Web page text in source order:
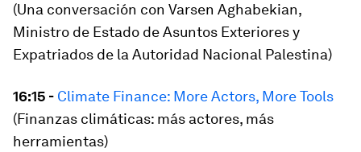
(Una conversación con Varsen Aghabekian,
Ministro de Estado de Asuntos Exteriores y
Expatriados de la Autoridad Nacional Palestina)
16:15 - Climate Finance: More Actors, More Tools
(Finanzas climáticas: más actores, más
herramientas)